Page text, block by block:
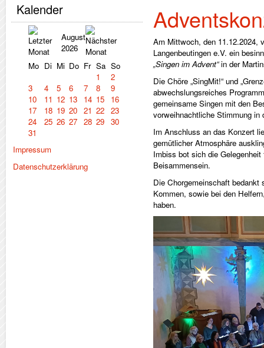
Kalender
August
2026
Mo Di Mi Do Fr Sa So
1
2
3
4 5 6 7 8
9
10
11 12 13 14 15
16
17
18 19 20 21 22
23
24
25 26 27 28 29
30
31
Impressum
Datenschutzerklärung
Am Mittwoch, den 11.12.2024,
Langenbeutingen e.V. ein
„Singen im Advent“in der
Die Chöre „SingMit!“ und
abwechslungsreiches
gemeinsame Singen mit den
vorweihnachtliche Stimmung in
Im Anschluss an das Konzert
gemütlicher Atmosphäre
Imbiss bot sich die
Beisammensein.
Die Chorgemeinschaft bedankt
Kommen, sowie bei den
haben.